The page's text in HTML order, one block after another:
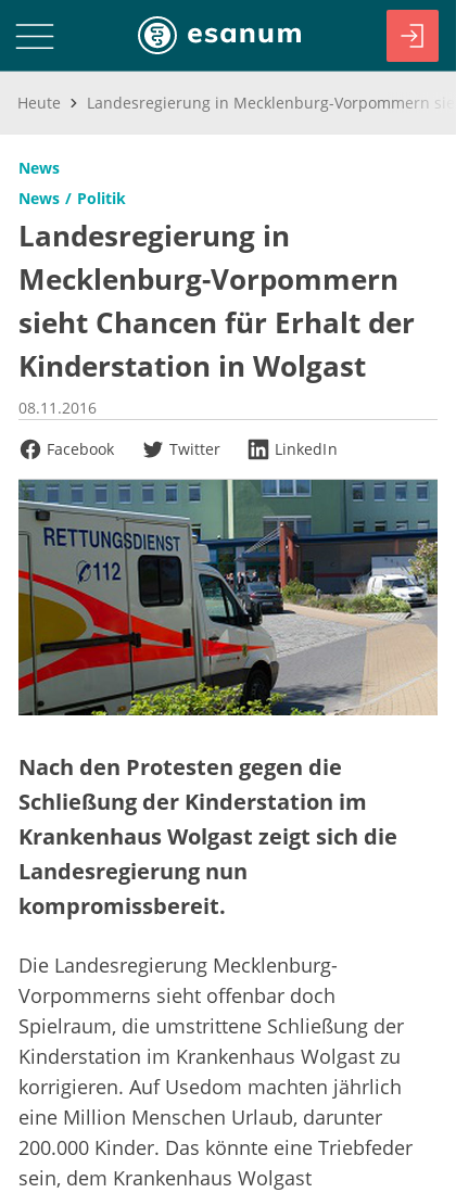
Heute
News
News
Politik
Landesregierung in
Mecklenburg-Vorpommern
sieht Chancen für Erhalt der
Kinderstation in Wolgast
08.11.2016
Facebook
Twitter LinkedIn
Nach den Protesten gegen die
Schließung der Kinderstation im
Krankenhaus Wolgast zeigt sich die
Landesregierung nun
kompromissbereit.
Die Landesregierung Mecklenburg-
Vorpommerns sieht offenbar doch
Spielraum, die umstrittene Schließung der
Kinderstation im Krankenhaus Wolgast zu
korrigieren. Auf Usedom machten jährlich
eine Million Menschen Urlaub, darunter
200.000 Kinder. Das könnte eine Triebfeder
sein, dem Krankenhaus Wolgast